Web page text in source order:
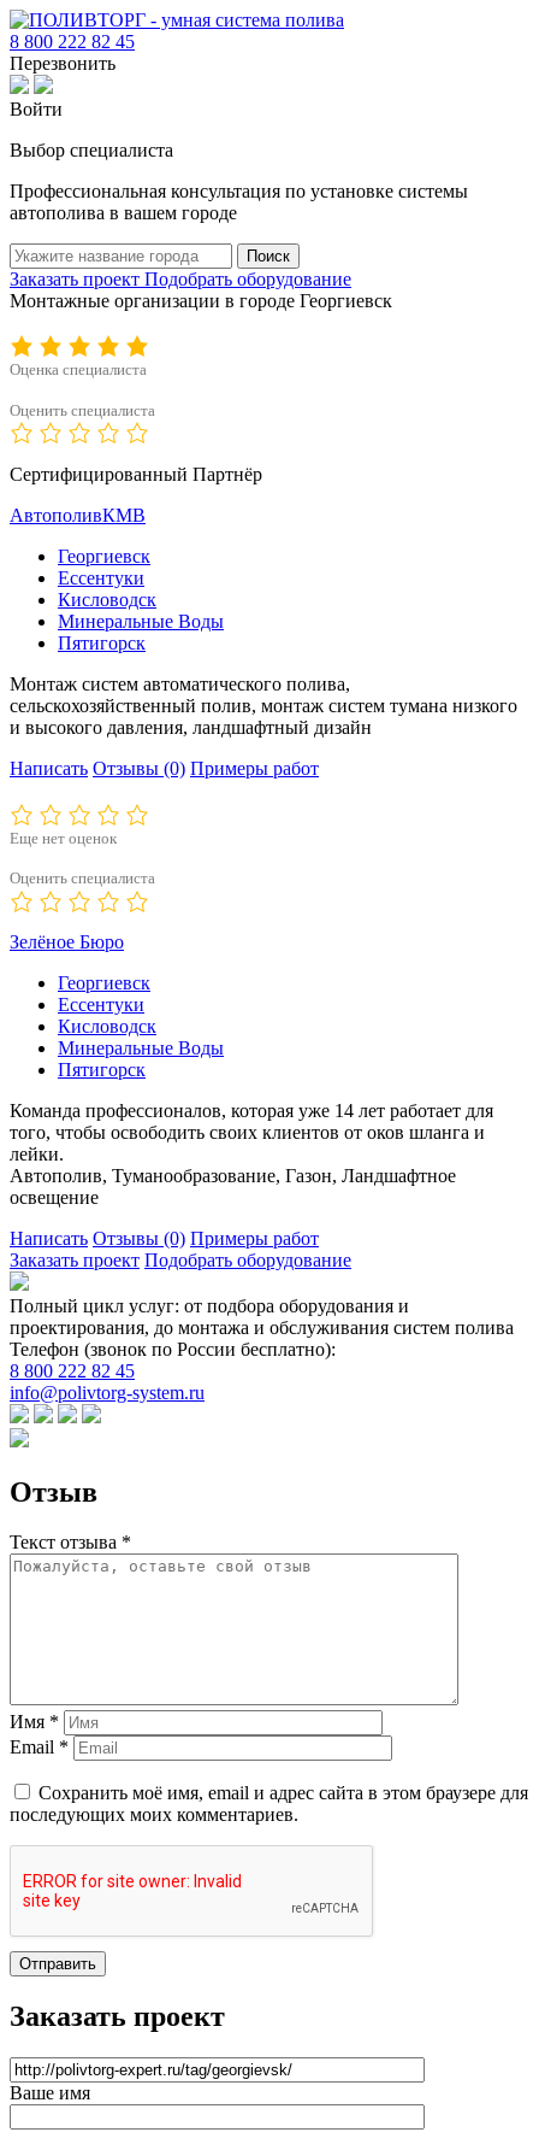
8 800 222 82 45
Перезвонить
Войти
Выбор специалиста
Профессиональная консультация по установке системы
автополива в вашем городе
Поиск
Заказать проект Подобрать оборудование
Монтажные организации в городе Георгиевск
Оценка специалиста
Оценить специалиста
Сертифицированный Партнёр
АвтополивКМВ
Георгиевск
Ессентуки
Кисловодск
Минеральные Воды
Пятигорск
Монтаж систем автоматического полива,
сельскохозяйственный полив, монтаж систем тумана низкого
и высокого давления, ландшафтный дизайн
Написать Отзывы (0) Примеры работ
Еще нет оценок
Оценить специалиста
Зелёное Бюро
Георгиевск
Ессентуки
Кисловодск
Минеральные Воды
Пятигорск
Команда профессионалов, которая уже 14 лет работает для
того, чтобы освободить своих клиентов от оков шланга и
лейки.
Автополив, Туманообразование, Газон, Ландшафтное
освещение
Написать Отзывы (0) Примеры работ
Заказать проект Подобрать оборудование
Полный цикл услуг: от подбора оборудования и
проектирования, до монтажа и обслуживания систем полива
Телефон (звонок по России бесплатно):
8 800 222 82 45
info@polivtorg-system.ru
Отзыв
Текст отзыва *
Имя *
Email *
Сохранить моё имя, email и адрес сайта в этом браузере для
последующих моих комментариев.
Отправить
Заказать проект
Ваше имя